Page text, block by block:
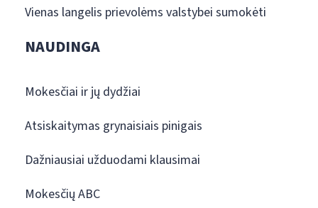
Vienas langelis prievolėms valstybei sumokėti
NAUDINGA
Mokesčiai ir jų dydžiai
Atsiskaitymas grynaisiais pinigais
Dažniausiai užduodami klausimai
Mokesčių ABC